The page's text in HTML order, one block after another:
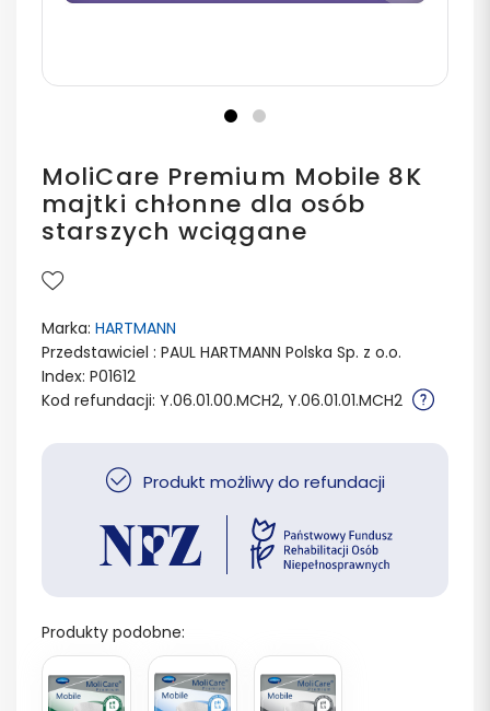
MoliCare Premium Mobile 8K
majtki chłonne dla osób
starszych wciągane
Marka: HARTMANN
Przedstawiciel : PAUL HARTMANN Polska Sp. z o.o.
Index: P01612
Kod refundacji: Y.06.01.00.MCH2, Y.06.01.01.MCH2
Produkt możliwy do refundacji
Produkty podobne: